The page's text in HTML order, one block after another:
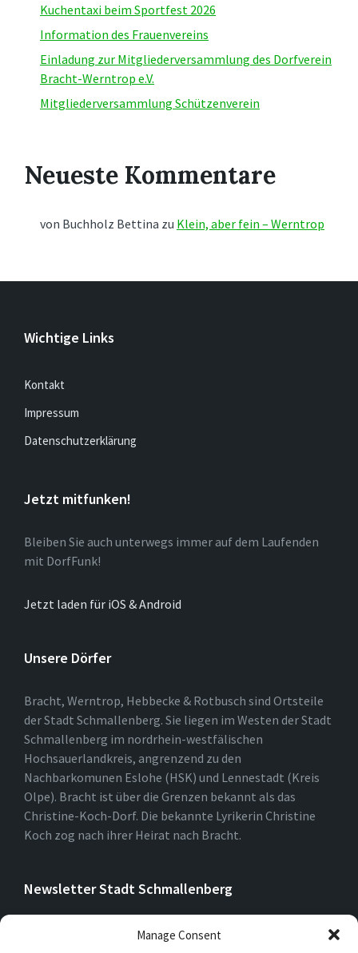
Manage Consent
Kuchentaxi beim Sportfest 2026
Information des Frauenvereins
Einladung zur Mitgliederversammlung des Dorfverein
Bracht-Werntrop e.V.
Mitgliederversammlung Schützenverein
Neueste Kommentare
von Buchholz Bettina zu Klein, aber fein – Werntrop
Wichtige Links
Kontakt
Impressum
Datenschutzerklärung
Jetzt mitfunken!
Bleiben Sie auch unterwegs immer auf dem Laufenden
mit DorfFunk!
Jetzt laden für iOS & Android
Unsere Dörfer
Bracht, Werntrop, Hebbecke & Rotbusch sind Ortsteile
der Stadt Schmallenberg. Sie liegen im Westen der Stadt
Schmallenberg im nordrhein-westfälischen
Hochsauerlandkreis, angrenzend zu den
Nachbarkomunen Eslohe (HSK) und Lennestadt (Kreis
Olpe). Bracht ist über die Grenzen bekannt als das
Christine-Koch-Dorf. Die bekannte Lyrikerin Christine
Koch zog nach ihrer Heirat nach Bracht.
Newsletter Stadt Schmallenberg